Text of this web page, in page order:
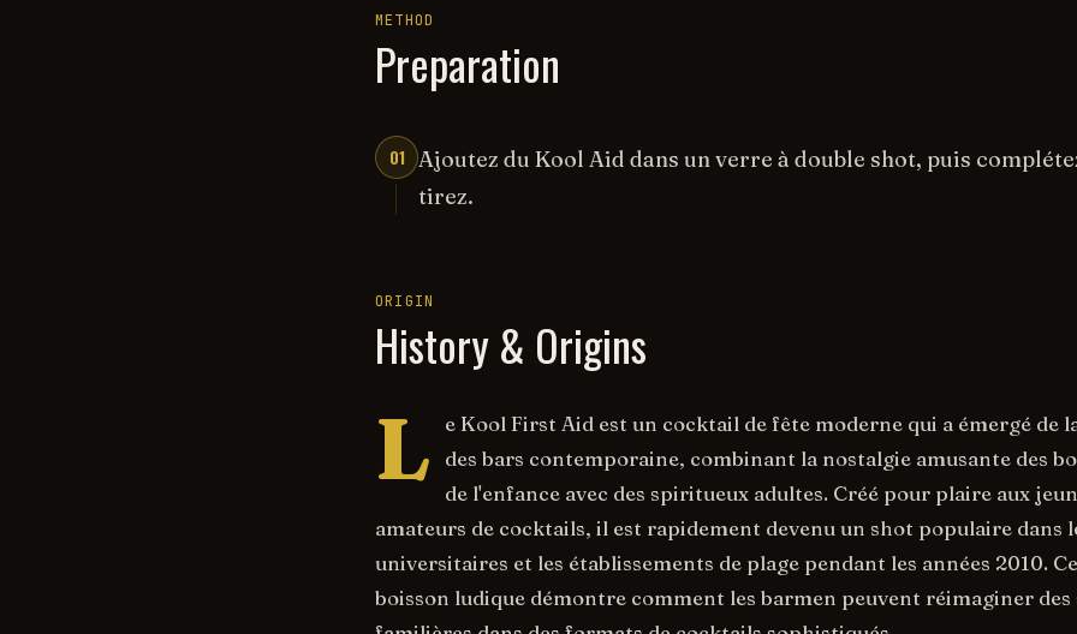
METHOD
Preparation
01 Ajoutez du Kool Aid dans un verre à double shot, puis
tirez.
ORIGIN
History & Origins
L
e Kool First Aid est un cocktail de fête moderne qui a émergé de
des bars contemporaine, combinant la nostalgie amusante des
de l'enfance avec des spiritueux adultes. Créé pour plaire aux
amateurs de cocktails, il est rapidement devenu un shot populaire dans
universitaires et les établissements de plage pendant les années 2010.
boisson ludique démontre comment les barmen peuvent réimaginer des